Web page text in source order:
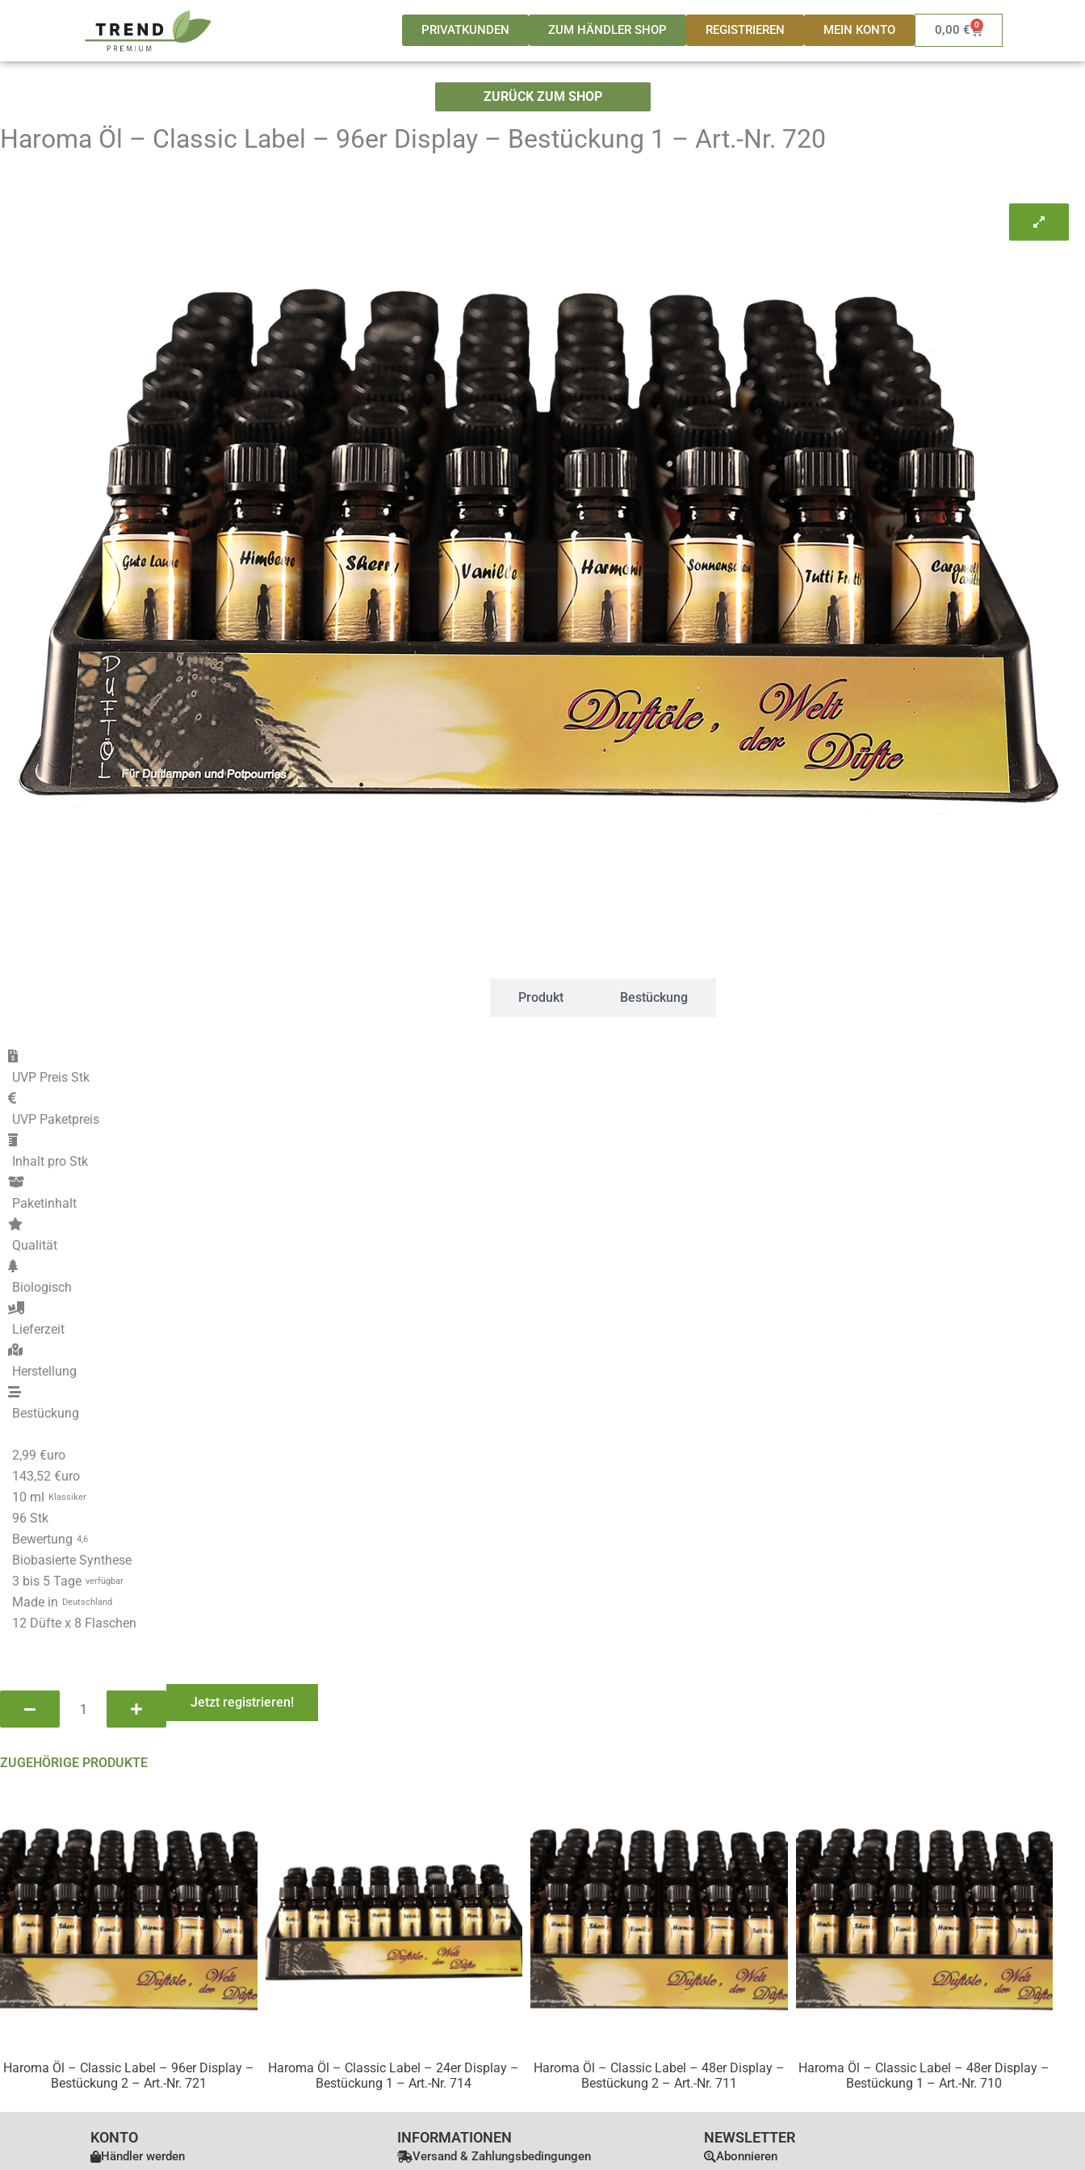
PRIVATKUNDEN ZUM HÄNDLER SHOP REGISTRIEREN MEIN KONTO 0,00 € 0
Warenkorb
ZURÜCK ZUM SHOP
Haroma Öl – Classic Label – 96er Display – Bestückung 1 – Art.-Nr. 720
Produkt Bestückung
UVP Preis Stk
UVP Paketpreis
Inhalt pro Stk
Paketinhalt
Qualität
Biologisch
Lieferzeit
Herstellung
Bestückung
2,99 €uro
143,52 €uro
10 ml
Klassiker
96 Stk
Bewertung 4,6
Biobasierte Synthese
3 bis 5 Tage verfügbar
Made in Deutschland
12 Düfte x 8 Flaschen
Haroma
Classic
Display
–
Bestückung
1
-
Art.-
Nr.
Menge
Jetzt registrieren!
ZUGEHÖRIGE PRODUKTE
Haroma Öl – Classic Label – 96er Display –
Bestückung 2 – Art.-Nr. 721
Haroma Öl – Classic Label – 24er Display –
Bestückung 1 – Art.-Nr. 714
Haroma Öl – Classic Label – 48er Display –
Bestückung 2 – Art.-Nr. 711
Haroma Öl – Classic Label – 48er Display –
Bestückung 1 – Art.-Nr. 710
KONTO
Händler werden
INFORMATIONEN
Versand & Zahlungsbedingungen
NEWSLETTER
Abonnieren